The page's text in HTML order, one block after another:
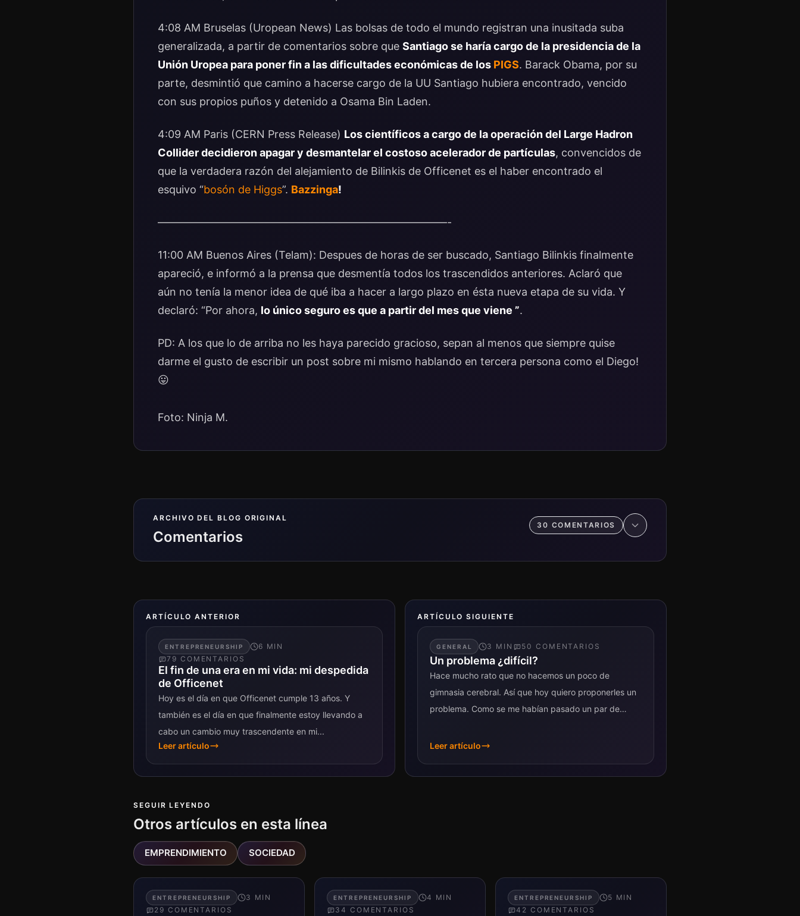
4:08 AM Bruselas (Uropean News) Las bolsas de todo el mundo registran una inusitada suba
generalizada, a partir de comentarios sobre que Santiago se haría cargo de la presidencia de la
Unión Uropea para poner fin a las dificultades económicas de los PIGS. Barack Obama, por su
parte, desmintió que camino a hacerse cargo de la UU Santiago hubiera encontrado, vencido
con sus propios puños y detenido a Osama Bin Laden.
4:09 AM Paris (CERN Press Release) Los científicos a cargo de la operación del Large Hadron
Collider decidieron apagar y desmantelar el costoso acelerador de partículas, convencidos de
que la verdadera razón del alejamiento de Bilinkis de Officenet es el haber encontrado el
esquivo “bosón de Higgs”. Bazzinga!
———————————————————————————-
11:00 AM Buenos Aires (Telam): Despues de horas de ser buscado, Santiago Bilinkis finalmente
apareció, e informó a la prensa que desmentía todos los trascendidos anteriores. Aclaró que
aún no tenía la menor idea de qué iba a hacer a largo plazo en ésta nueva etapa de su vida. Y
declaró: “Por ahora, lo único seguro es que a partir del mes que viene ”.
PD: A los que lo de arriba no les haya parecido gracioso, sepan al menos que siempre quise
darme el gusto de escribir un post sobre mi mismo hablando en tercera persona como el Diego!
😛
Foto: Ninja M.
ARCHIVO DEL BLOG ORIGINAL
Comentarios
30 COMENTARIOS
ARTÍCULO ANTERIOR
ENTREPRENEURSHIP 6 MIN
79 COMENTARIO S
El fin de una era en mi vida: mi despedida
de Officenet
Hoy es el día en que Officenet cumple 13 años. Y
también es el día en que finalmente estoy llevando a
cabo un cambio muy trascendente en mi...
Leer artículo
ARTÍCULO SIGUIENTE
GENERAL 3 MIN 50 COMENTARIO S
Un problema ¿difícil?
Hace mucho rato que no hacemos un poco de
gimnasia cerebral. Así que hoy quiero proponerles un
problema. Como se me habían pasado un par de
Leer artículo
SEGUIR LEYENDO
Otros artículos en esta línea
EMPRENDIMIENTO SOCIEDAD
ENTREPRENEURSHIP 3 MIN
29 COMENTARIO S
ENTREPRENEURSHIP 4 MIN
34 COMENTARIO S
ENTREPRENEURSHIP 5 MIN
42 COMENTARIO S